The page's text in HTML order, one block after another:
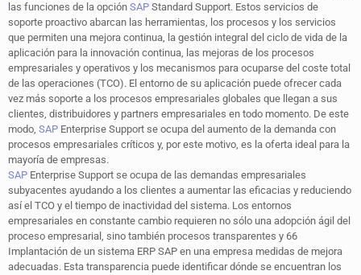
las funciones de la opción SAP Standard Support. Estos servicios de
soporte proactivo abarcan las herramientas, los procesos y los servicios
que permiten una mejora continua, la gestión integral del ciclo de vida de la
aplicación para la innovación continua, las mejoras de los procesos
empresariales y operativos y los mecanismos para ocuparse del coste total
de las operaciones (TCO). El entorno de su aplicación puede ofrecer cada
vez más soporte a los procesos empresariales globales que llegan a sus
clientes, distribuidores y partners empresariales en todo momento. De este
modo, SAP Enterprise Support se ocupa del aumento de la demanda con
procesos empresariales críticos y, por este motivo, es la oferta ideal para la
mayoría de empresas.
SAP Enterprise Support se ocupa de las demandas empresariales
subyacentes ayudando a los clientes a aumentar las eficacias y reduciendo
así el TCO y el tiempo de inactividad del sistema. Los entornos
empresariales en constante cambio requieren no sólo una adopción ágil del
proceso empresarial, sino también procesos transparentes y 66
Implantación de un sistema ERP SAP en una empresa medidas de mejora
adecuadas. Esta transparencia puede identificar dónde se encuentran los